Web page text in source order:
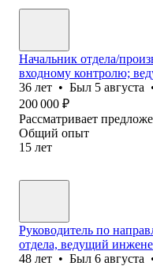
Начальник отдела/
входному контролю;
36 лет • Был 5 августа
200 000 ₽
Рассматривает
Общий опыт
15 лет
Руководитель по
отдела, ведущий
48 лет • Был 6 августа